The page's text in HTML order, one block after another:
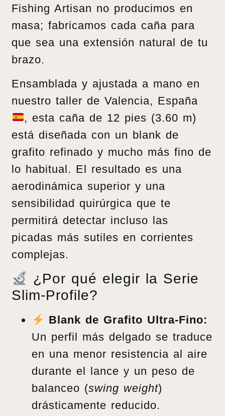
Fishing Artisan no producimos en
masa; fabricamos cada caña para
que sea una extensión natural de tu
brazo.
Ensamblada y ajustada a mano en
nuestro taller de Valencia, España
, esta caña de 12 pies (3.60 m)
está diseñada con un blank de
grafito refinado y mucho más fino de
lo habitual. El resultado es una
aerodinámica superior y una
sensibilidad quirúrgica que te
permitirá detectar incluso las
picadas más sutiles en corrientes
complejas.
¿Por qué elegir la Serie
Slim-Profile?
Blank de Grafito Ultra-Fino:
Un perfil más delgado se traduce
en una menor resistencia al aire
durante el lance y un peso de
balanceo (swing weight)
drásticamente reducido.